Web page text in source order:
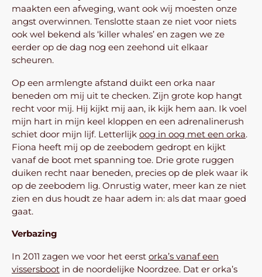
maakten een afweging, want ook wij moesten onze
angst overwinnen. Tenslotte staan ze niet voor niets
ook wel bekend als ‘killer whales’ en zagen we ze
eerder op de dag nog een zeehond uit elkaar
scheuren.
Op een armlengte afstand duikt een orka naar
beneden om mij uit te checken. Zijn grote kop hangt
recht voor mij. Hij kijkt mij aan, ik kijk hem aan. Ik voel
mijn hart in mijn keel kloppen en een adrenalinerush
schiet door mijn lijf. Letterlijk oog in oog met een orka.
Fiona heeft mij op de zeebodem gedropt en kijkt
vanaf de boot met spanning toe. Drie grote ruggen
duiken recht naar beneden, precies op de plek waar ik
op de zeebodem lig. Onrustig water, meer kan ze niet
zien en dus houdt ze haar adem in: als dat maar goed
gaat.
Verbazing
In 2011 zagen we voor het eerst orka’s vanaf een
vissersboot in de noordelijke Noordzee. Dat er orka’s